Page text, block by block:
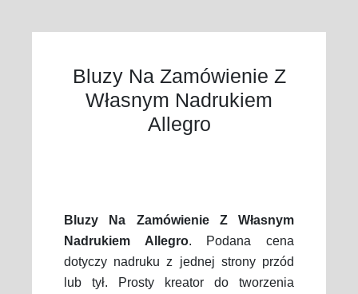
Bluzy Na Zamówienie Z
Własnym Nadrukiem
Allegro
Bluzy Na Zamówienie Z Własnym
Nadrukiem Allegro. Podana cena
dotyczy nadruku z jednej strony przód
lub tył. Prosty kreator do tworzenia